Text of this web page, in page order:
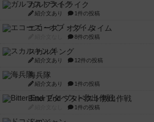
ガルフストライク
紹介文あり 1件の投稿
エコーズ・オブ・タイム
8件の投稿
スカルキング
紹介文あり 12件の投稿
海兵隊
紹介文あり 1件の投稿
Bitter End ブタペスト救出作戦
1件の投稿